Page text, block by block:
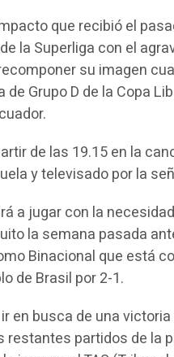
que recibió el
la Superliga con el
su imagen
Grupo D de la Copa
de las 19.15 en la
y televisado por la
a jugar con la
la semana pasada
Binacional que está
de Brasil por 2-1.
en busca de una
restantes partidos de la